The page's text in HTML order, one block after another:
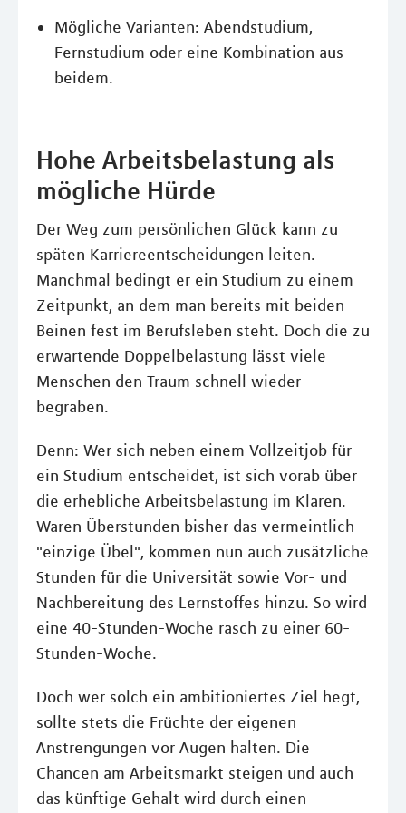
Mögliche Varianten: Abendstudium,
Fernstudium oder eine Kombination aus
beidem.
Hohe Arbeitsbelastung als
mögliche Hürde
Der Weg zum persönlichen Glück kann zu
späten Karriereentscheidungen leiten.
Manchmal bedingt er ein Studium zu einem
Zeitpunkt, an dem man bereits mit beiden
Beinen fest im Berufsleben steht. Doch die zu
erwartende Doppelbelastung lässt viele
Menschen den Traum schnell wieder
begraben.
Denn: Wer sich neben einem Vollzeitjob für
ein Studium entscheidet, ist sich vorab über
die erhebliche Arbeitsbelastung im Klaren.
Waren Überstunden bisher das vermeintlich
"einzige Übel", kommen nun auch zusätzliche
Stunden für die Universität sowie Vor- und
Nachbereitung des Lernstoffes hinzu. So wird
eine 40-Stunden-Woche rasch zu einer 60-
Stunden-Woche.
Doch wer solch ein ambitioniertes Ziel hegt,
sollte stets die Früchte der eigenen
Anstrengungen vor Augen halten. Die
Chancen am Arbeitsmarkt steigen und auch
das künftige Gehalt wird durch einen